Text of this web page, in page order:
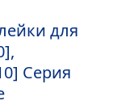
для
Серия